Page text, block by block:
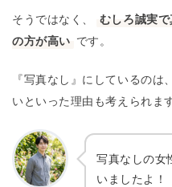
そうではなく、
むしろ誠実
の方が高い です。
『写真なし』にしているの
いといった理由も考えられます
写真なしの女
いましたよ！